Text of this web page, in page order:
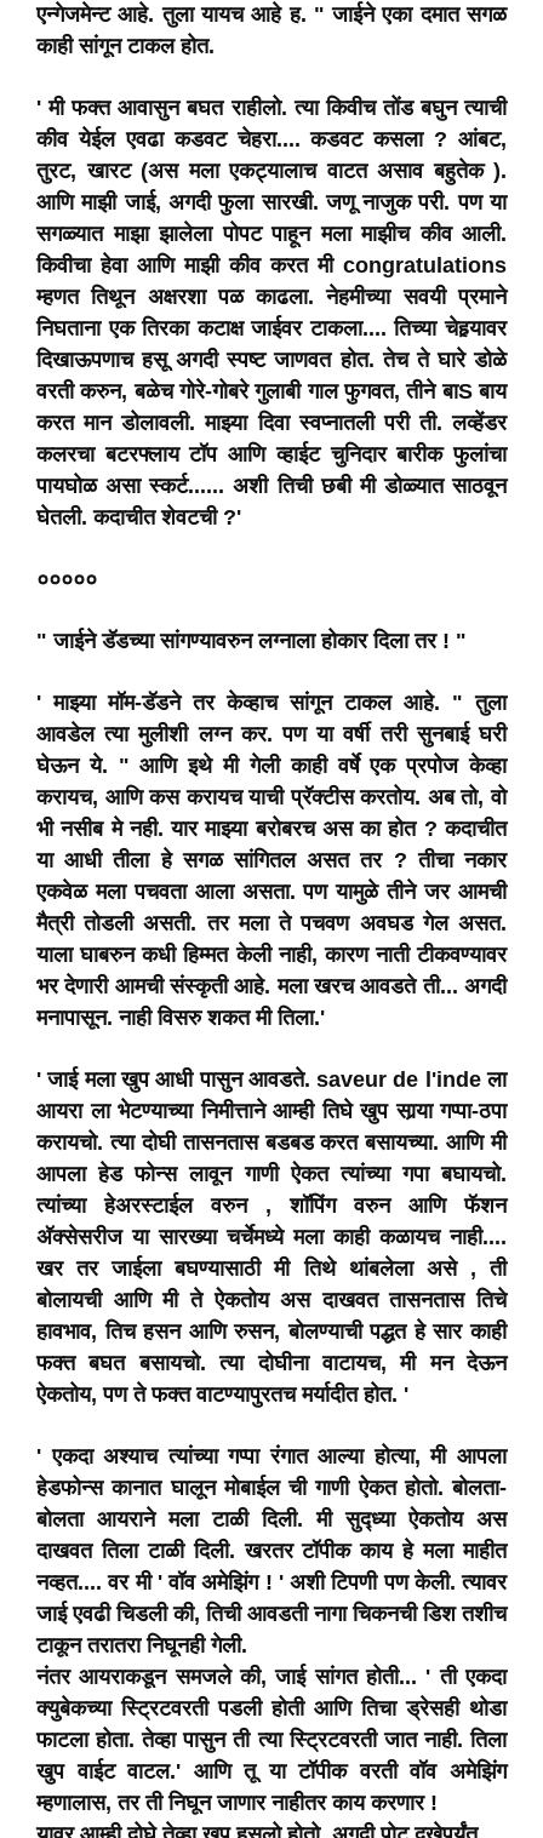
एन्गेजमेन्ट आहे. तुला यायच आहे ह. " जाईने एका दमात सगळ
काही सांगून टाकल होत.
' मी फक्त आवासुन बघत राहीलो. त्या किवीच तोंड बघुन त्याची
कीव येईल एवढा कडवट चेहरा.... कडवट कसला ? आंबट,
तुरट, खारट (अस मला एकट्यालाच वाटत असाव बहुतेक ).
आणि माझी जाई, अगदी फुला सारखी. जणू नाजुक परी. पण या
सगळ्यात माझा झालेला पोपट पाहून मला माझीच कीव आली.
किवीचा हेवा आणि माझी कीव करत मी congratulations
म्हणत तिथून अक्षरशा पळ काढला. नेहमीच्या सवयी प्रमाने
निघताना एक तिरका कटाक्ष जाईवर टाकला.... तिच्या चेहर्‍यावर
दिखाऊपणाच हसू अगदी स्पष्ट जाणवत होत. तेच ते घारे डोळे
वरती करुन, बळेच गोरे-गोबरे गुलाबी गाल फुगवत, तीने बाS बाय
करत मान डोलावली. माझ्या दिवा स्वप्नातली परी ती. लव्हेंडर
कलरचा बटरफ्लाय टॉप आणि व्हाईट चुनिदार बारीक फुलांचा
पायघोळ असा स्कर्ट...... अशी तिची छबी मी डोळ्यात साठवून
घेतली. कदाचीत शेवटची ?'
०००००
" जाईने डॅडच्या सांगण्यावरुन लग्नाला होकार दिला तर ! "
' माझ्या मॉम-डॅडने तर केव्हाच सांगून टाकल आहे. " तुला
आवडेल त्या मुलीशी लग्न कर. पण या वर्षी तरी सुनबाई घरी
घेऊन ये. " आणि इथे मी गेली काही वर्षे एक प्रपोज केव्हा
करायच, आणि कस करायच याची प्रॅक्टीस करतोय. अब तो, वो
भी नसीब मे नही. यार माझ्या बरोबरच अस का होत ? कदाचीत
या आधी तीला हे सगळ सांगितल असत तर ? तीचा नकार
एकवेळ मला पचवता आला असता. पण यामुळे तीने जर आमची
मैत्री तोडली असती. तर मला ते पचवण अवघड गेल असत.
याला घाबरुन कधी हिम्मत केली नाही, कारण नाती टीकवण्यावर
भर देणारी आमची संस्कृती आहे. मला खरच आवडते ती... अगदी
मनापासून. नाही विसरु शकत मी तिला.'
' जाई मला खुप आधी पासुन आवडते. saveur de l'inde ला
आयरा ला भेटण्याच्या निमीत्ताने आम्ही तिघे खुप सार्‍या गप्पा-ठपा
करायचो. त्या दोघी तासनतास बडबड करत बसायच्या. आणि मी
आपला हेड फोन्स लावून गाणी ऐकत त्यांच्या गपा बघायचो.
त्यांच्या हेअरस्टाईल वरुन , शॉपिंग वरुन आणि फॅशन
अ‍ॅक्सेसरीज या सारख्या चर्चेमध्ये मला काही कळायच नाही....
खर तर जाईला बघण्यासाठी मी तिथे थांबलेला असे , ती
बोलायची आणि मी ते ऐकतोय अस दाखवत तासनतास तिचे
हावभाव, तिच हसन आणि रुसन, बोलण्याची पद्धत हे सार काही
फक्त बघत बसायचो. त्या दोघीना वाटायच, मी मन देऊन
ऐकतोय, पण ते फक्त वाटण्यापुरतच मर्यादीत होत. '
' एकदा अश्याच त्यांच्या गप्पा रंगात आल्या होत्या, मी आपला
हेडफोन्स कानात घालून मोबाईल ची गाणी ऐकत होतो. बोलता-
बोलता आयराने मला टाळी दिली. मी सुद्ध्या ऐकतोय अस
दाखवत तिला टाळी दिली. खरतर टॉपीक काय हे मला माहीत
नव्हत.... वर मी ' वॉव अमेझिंग ! ' अशी टिपणी पण केली. त्यावर
जाई एवढी चिडली की, तिची आवडती नागा चिकनची डिश तशीच
टाकून तरातरा निघूनही गेली.
नंतर आयराकडून समजले की, जाई सांगत होती... ' ती एकदा
क्युबेकच्या स्ट्रिटवरती पडली होती आणि तिचा ड्रेसही थोडा
फाटला होता. तेव्हा पासुन ती त्या स्ट्रिटवरती जात नाही. तिला
खुप वाईट वाटल.' आणि तू या टॉपीक वरती वॉव अमेझिंग
म्हणालास, तर ती निघून जाणार नाहीतर काय करणार !